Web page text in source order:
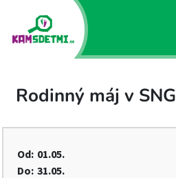
Rodinný máj v SNG
Od: 01.05.
Do: 31.05.